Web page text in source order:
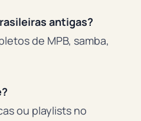
antigas?
de MPB, samba,
ou playlists no